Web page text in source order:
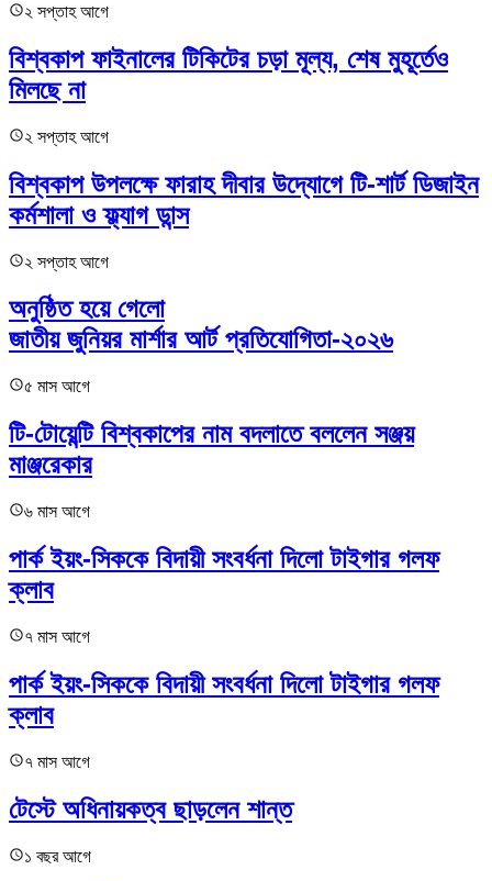
২ সপ্তাহ আগে
বিশ্বকাপ ফাইনালের টিকিটের চড়া মূল্য, শেষ মুহূর্তেও
মিলছে না
২ সপ্তাহ আগে
বিশ্বকাপ উপলক্ষে ফারাহ দীবার উদ্যোগে টি-শার্ট ডিজাইন
কর্মশালা ও ফ্ল্যাগ ডান্স
২ সপ্তাহ আগে
অনুষ্ঠিত হয়ে গেলো
জাতীয় জুনিয়র মার্শার আর্ট প্রতিযোগিতা-২০২৬
৫ মাস আগে
টি-টোয়েন্টি বিশ্বকাপের নাম বদলাতে বললেন সঞ্জয়
মাঞ্জরেকার
৬ মাস আগে
পার্ক ইয়ং-সিককে বিদায়ী সংবর্ধনা দিলো টাইগার গলফ
ক্লাব
৭ মাস আগে
পার্ক ইয়ং-সিককে বিদায়ী সংবর্ধনা দিলো টাইগার গলফ
ক্লাব
৭ মাস আগে
টেস্টে অধিনায়কত্ব ছাড়লেন শান্ত
১ বছর আগে